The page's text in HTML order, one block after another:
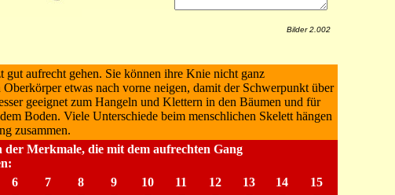
Bilder 2.002
gut aufrecht gehen. Sie können ihre Knie nicht ganz
etwas nach vorne neigen, damit der Schwerpunkt über
geeignet zum Hangeln und Klettern in den Bäumen und für
Boden. Viele Unterschiede beim menschlichen Skelett hängen
zusammen.
der Merkmale, die mit dem aufrechten Gang
6 7 8 9 10 11 12 13 14 15